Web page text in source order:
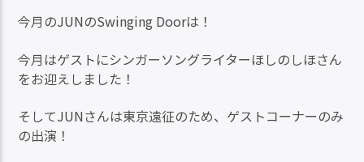
今月のJUNのSwinging Doorは！
今月はゲストにシンガーソングライターほしのしほさん
をお迎えしました！
そしてJUNさんは東京遠征のため、ゲストコーナーのみ
の出演！